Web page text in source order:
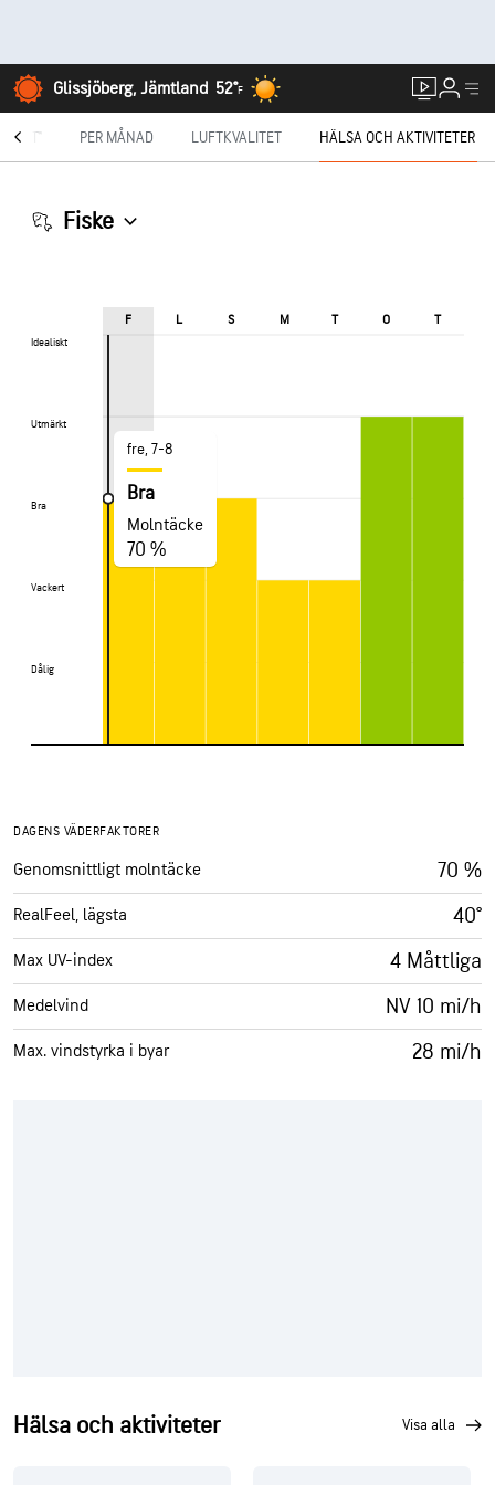
Glissjöberg, Jämtland 52°F
PER MÅNAD LUFTKVALITET HÄLSA OCH AKTIVITETER
Fiske
Idealiskt
Utmärkt
Bra
Vackert
Dålig
F L S M T O T
Idealiskt
Utmärkt
Bra
Vackert
Dålig
fre, 7-8
Bra
Molntäcke
70 %
DAGENS VÄDERFAKTORER
Genomsnittligt molntäcke 70 %
RealFeel, lägsta 40°
Max UV-index 4 Måttliga
Medelvind NV 10 mi/h
Max. vindstyrka i byar 28 mi/h
Hälsa och aktiviteter visa alla